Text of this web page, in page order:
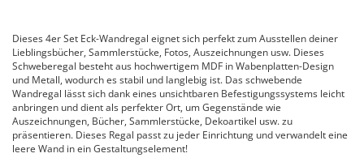
Dieses 4er Set Eck-Wandregal eignet sich perfekt zum Ausstellen deiner
Lieblingsbücher, Sammlerstücke, Fotos, Auszeichnungen usw. Dieses
Schweberegal besteht aus hochwertigem MDF in Wabenplatten-Design
und Metall, wodurch es stabil und langlebig ist. Das schwebende
Wandregal lässt sich dank eines unsichtbaren Befestigungssystems leicht
anbringen und dient als perfekter Ort, um Gegenstände wie
Auszeichnungen, Bücher, Sammlerstücke, Dekoartikel usw. zu
präsentieren. Dieses Regal passt zu jeder Einrichtung und verwandelt eine
leere Wand in ein Gestaltungselement!